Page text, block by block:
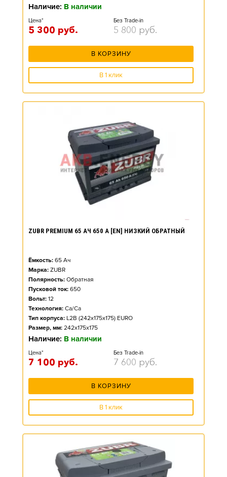
Наличие: В наличии
Цена*
5 300 руб.
Без Trade-in
5 800 руб.
В КОРЗИНУ
В 1 клик
ZUBR PREMIUM 65 АЧ 650 А [EN] НИЗКИЙ ОБРАТНЫЙ
Ёмкость: 65 Ач
Марка: ZUBR
Полярность: Обратная
Пусковой ток: 650
Вольт: 12
Технология: Ca/Ca
Тип корпуса: L2B (242x175x175) EURO
Размер, мм: 242x175x175
Наличие: В наличии
Цена*
7 100 руб.
Без Trade-in
7 600 руб.
В КОРЗИНУ
В 1 клик